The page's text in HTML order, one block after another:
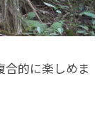
的に楽しめま